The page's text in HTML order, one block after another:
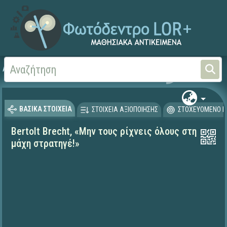
Αρχική Γλώσσα και Λογοτεχνία
ΒΑΣΙΚΑ ΣΤΟΙΧΕΙΑ ΣΤΟΙΧΕΙΑ ΑΞΙΟΠΟΙΗΣΗΣ ΣΤΟΧΕΥΟΜΕΝΟ
Bertolt Brecht, «Μην τους ρίχνεις όλους στη
μάχη στρατηγέ!»